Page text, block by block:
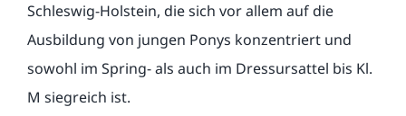
Schleswig-Holstein, die sich vor allem auf die
Ausbildung von jungen Ponys konzentriert und
sowohl im Spring- als auch im Dressursattel bis Kl.
M siegreich ist.